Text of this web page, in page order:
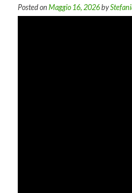
Posted on Maggio 16, 2026by